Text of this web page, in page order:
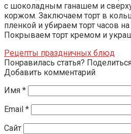
с шоколадным ганашем и
коржом. Заключаем торт в
пленкой и убираем торт часов
Покрываем торт кремом и
Рецепты праздничных блюд
Понравилась статья?
Добавить комментарий
Имя *
Email *
Сайт